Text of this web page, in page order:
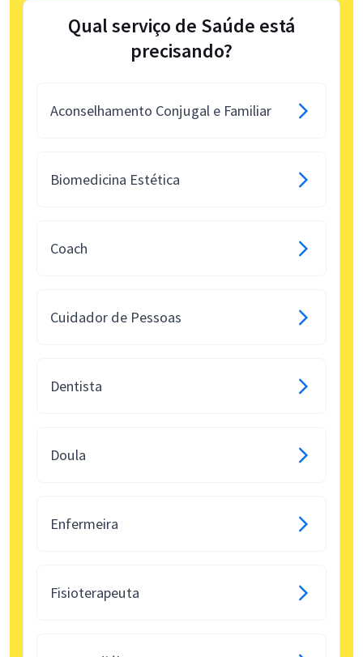
Qual serviço de Saúde está
precisando?
Aconselhamento Conjugal e Familiar
Biomedicina Estética
Coach
Cuidador de Pessoas
Dentista
Doula
Enfermeira
Fisioterapeuta